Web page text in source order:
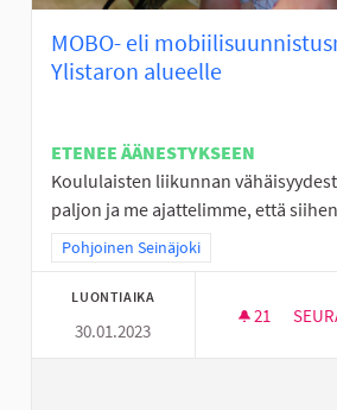
MOBO- eli
Ylistaron alueelle
ETENEE ÄÄNESTYKSEEN
Koululaisten liikunnan
paljon ja me ajattelimme, että
Rajaa tulokset teeman mukaan:
Pohjoinen Seinäjoki
LUONTIAIKA
30.01.2023
21 21